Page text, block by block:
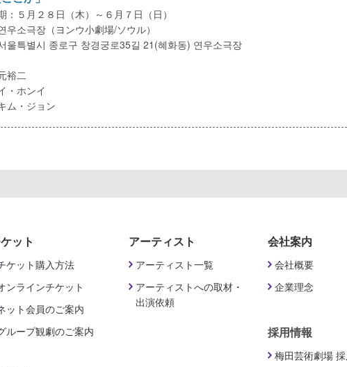
：５月２８日（木）～６月７日（日）
우소극장（ヨンウ小劇場/ソウル）
울특별시 종로구 창경궁로35길 21(혜화동) 연우소극장
裕二
・ホンイ
ム・ジョン
ット
ケット購入方法
ンラインチケット
ット会員のご案内
ループ観劇のご案内
アーティスト
アーティスト一覧
アーティストへの取材・
出演依頼
会社案内
会社概要
企業理念
採用情報
梅田芸術劇場